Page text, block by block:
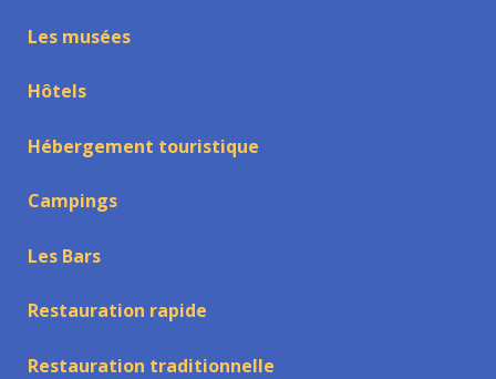
Les musées
Hôtels
Hébergement touristique
Campings
Les Bars
Restauration rapide
Restauration traditionnelle